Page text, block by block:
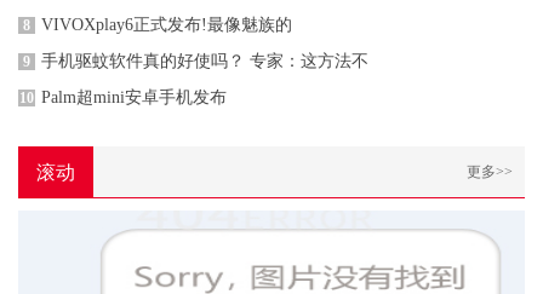
8 VIVOXplay6正式发布!最像魅族的
9 手机驱蚊软件真的好使吗？ 专家：这方法不
10 Palm超mini安卓手机发布
滚动 更多>>